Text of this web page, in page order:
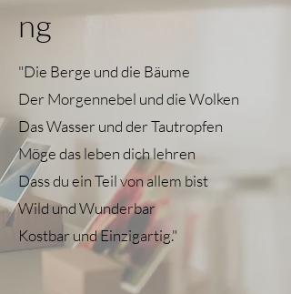
ng
"Die Berge und die Bäume
Der Morgennebel und die Wolken
Das Wasser und der Tautropfen
Möge das leben dich lehren
Dass du ein Teil von allem bist
Wild und Wunderbar
Kostbar und Einzigartig."